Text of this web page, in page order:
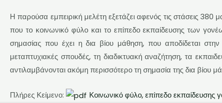
Η παρούσα εμπειρική μελέτη εξετάζει αφενός τις στάσεις
που το κοινωνικό φύλο και το επίπεδο εκπαίδευσης των
σημασίας που έχει η δια βίου μάθηση, που αποδίδεται
μεταπτυχιακές σπουδές, τη διαδικτυακή αναζήτηση, τα
αντιλαμβάνονται ακόμη περισσότερο τη σημασία της δια βίου
Πλήρες Κείμενο: Κοινωνικό φύλο, επίπεδο εκπαίδευσης